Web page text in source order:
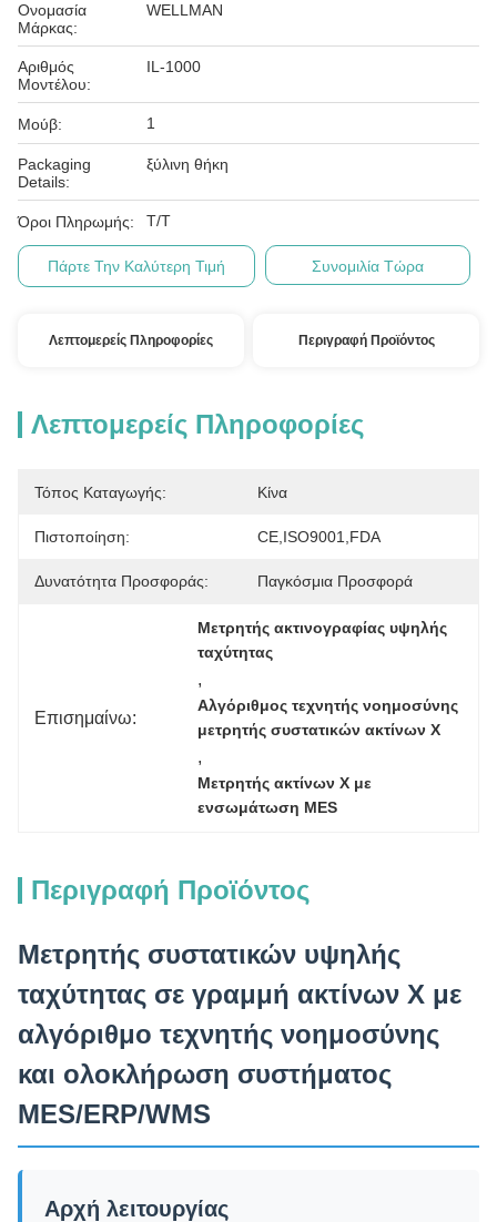
Ονομασία
Μάρκας:
WELLMAN
Αριθμός
Μοντέλου:
IL-1000
Μούβ: 1
Packaging
Details:
ξύλινη θήκη
Όροι Πληρωμής: T/T
Πάρτε Την Καλύτερη Τιμή Συνομιλία Τώρα
Λεπτομερείς Πληροφορίες Περιγραφή Προϊόντος
Λεπτομερείς Πληροφορίες
Τόπος Καταγωγής: Κίνα
Πιστοποίηση: CE,ISO9001,FDA
Δυνατότητα Προσφοράς: Παγκόσμια Προσφορά
Επισημαίνω:
Μετρητής ακτινογραφίας υψηλής
ταχύτητας
,
Αλγόριθμος τεχνητής νοημοσύνης
μετρητής συστατικών ακτίνων Χ
,
Μετρητής ακτίνων Χ με
ενσωμάτωση MES
Περιγραφή Προϊόντος
Μετρητής συστατικών υψηλής
ταχύτητας σε γραμμή ακτίνων Χ με
αλγόριθμο τεχνητής νοημοσύνης
και ολοκλήρωση συστήματος
MES/ERP/WMS
Αρχή λειτουργίας